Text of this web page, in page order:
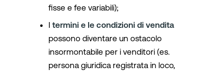
fisse e fee variabili);
I termini e le condizioni di vendita
possono diventare un ostacolo
insormontabile per i venditori (es.
persona giuridica registrata in loco,